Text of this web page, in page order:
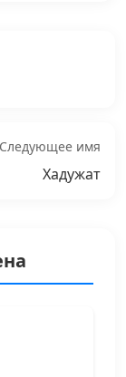
Следующее имя
Хадужат